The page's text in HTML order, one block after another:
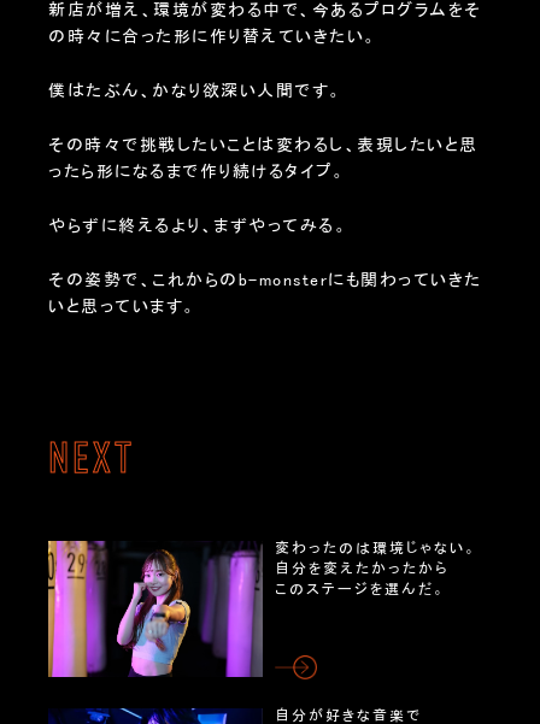
新店が増え、環境が変わる中で、今あるプログラムをそ
の時々に合った形に作り替えていきたい。
僕はたぶん、かなり欲深い人間です。
その時々で挑戦したいことは変わるし、表現したいと思
ったら形になるまで作り続けるタイプ。
やらずに終えるより、まずやってみる。
その姿勢で、これからのb-monsterにも関わっていきた
いと思っています。
NEXT
変わったのは環境じゃない。
自分を変えたかったから
このステージを選んだ。
自分が好きな音楽で